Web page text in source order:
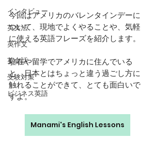
インタビュー
英文法
英作文
英会話
受験対策
ビジネス英語
今回はアメリカのバレンタインデーに
ついて、現地でよくやることや、気軽
に使える英語フレーズを紹介します。
駐在や留学でアメリカに住んでいる
と、日本とはちょっと違う過ごし方に
触れることができて、とても面白いで
すよ。
Manami's English Lessons